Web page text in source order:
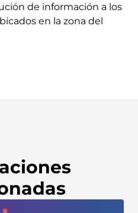
de información a los
en la zona del